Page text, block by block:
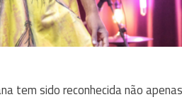
tem sido reconhecida não